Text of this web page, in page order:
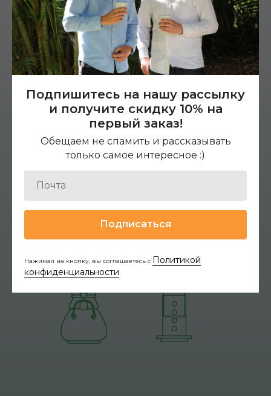
Подпишитесь на нашу рассылку
и получите скидку 10% на
первый заказ!
Обещаем не спамить и рассказывать
только самое интересное :)
Подписаться
Нажимая на кнопку, вы соглашаетесь с Политикой
конфиденциальности